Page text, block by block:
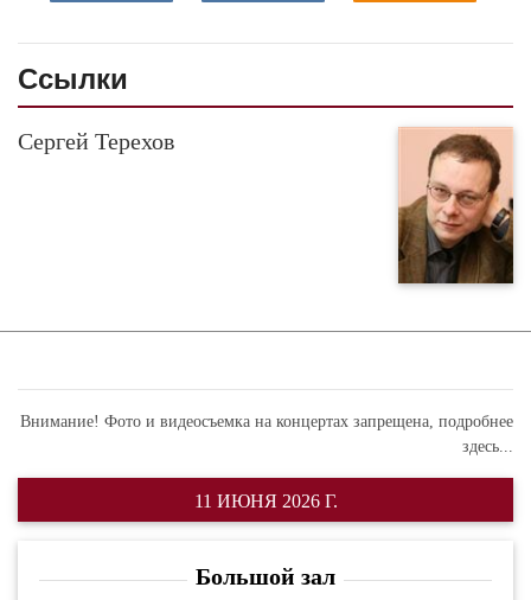
Ссылки
Сергей Терехов
Внимание! Фото и видеосъемка на концертах запрещена, подробнее
здесь...
11 ИЮНЯ 2026 Г.
Большой зал